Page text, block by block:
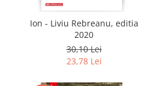
Ion - Liviu Rebreanu, editia
2020
30,10 Lei
23,78 Lei